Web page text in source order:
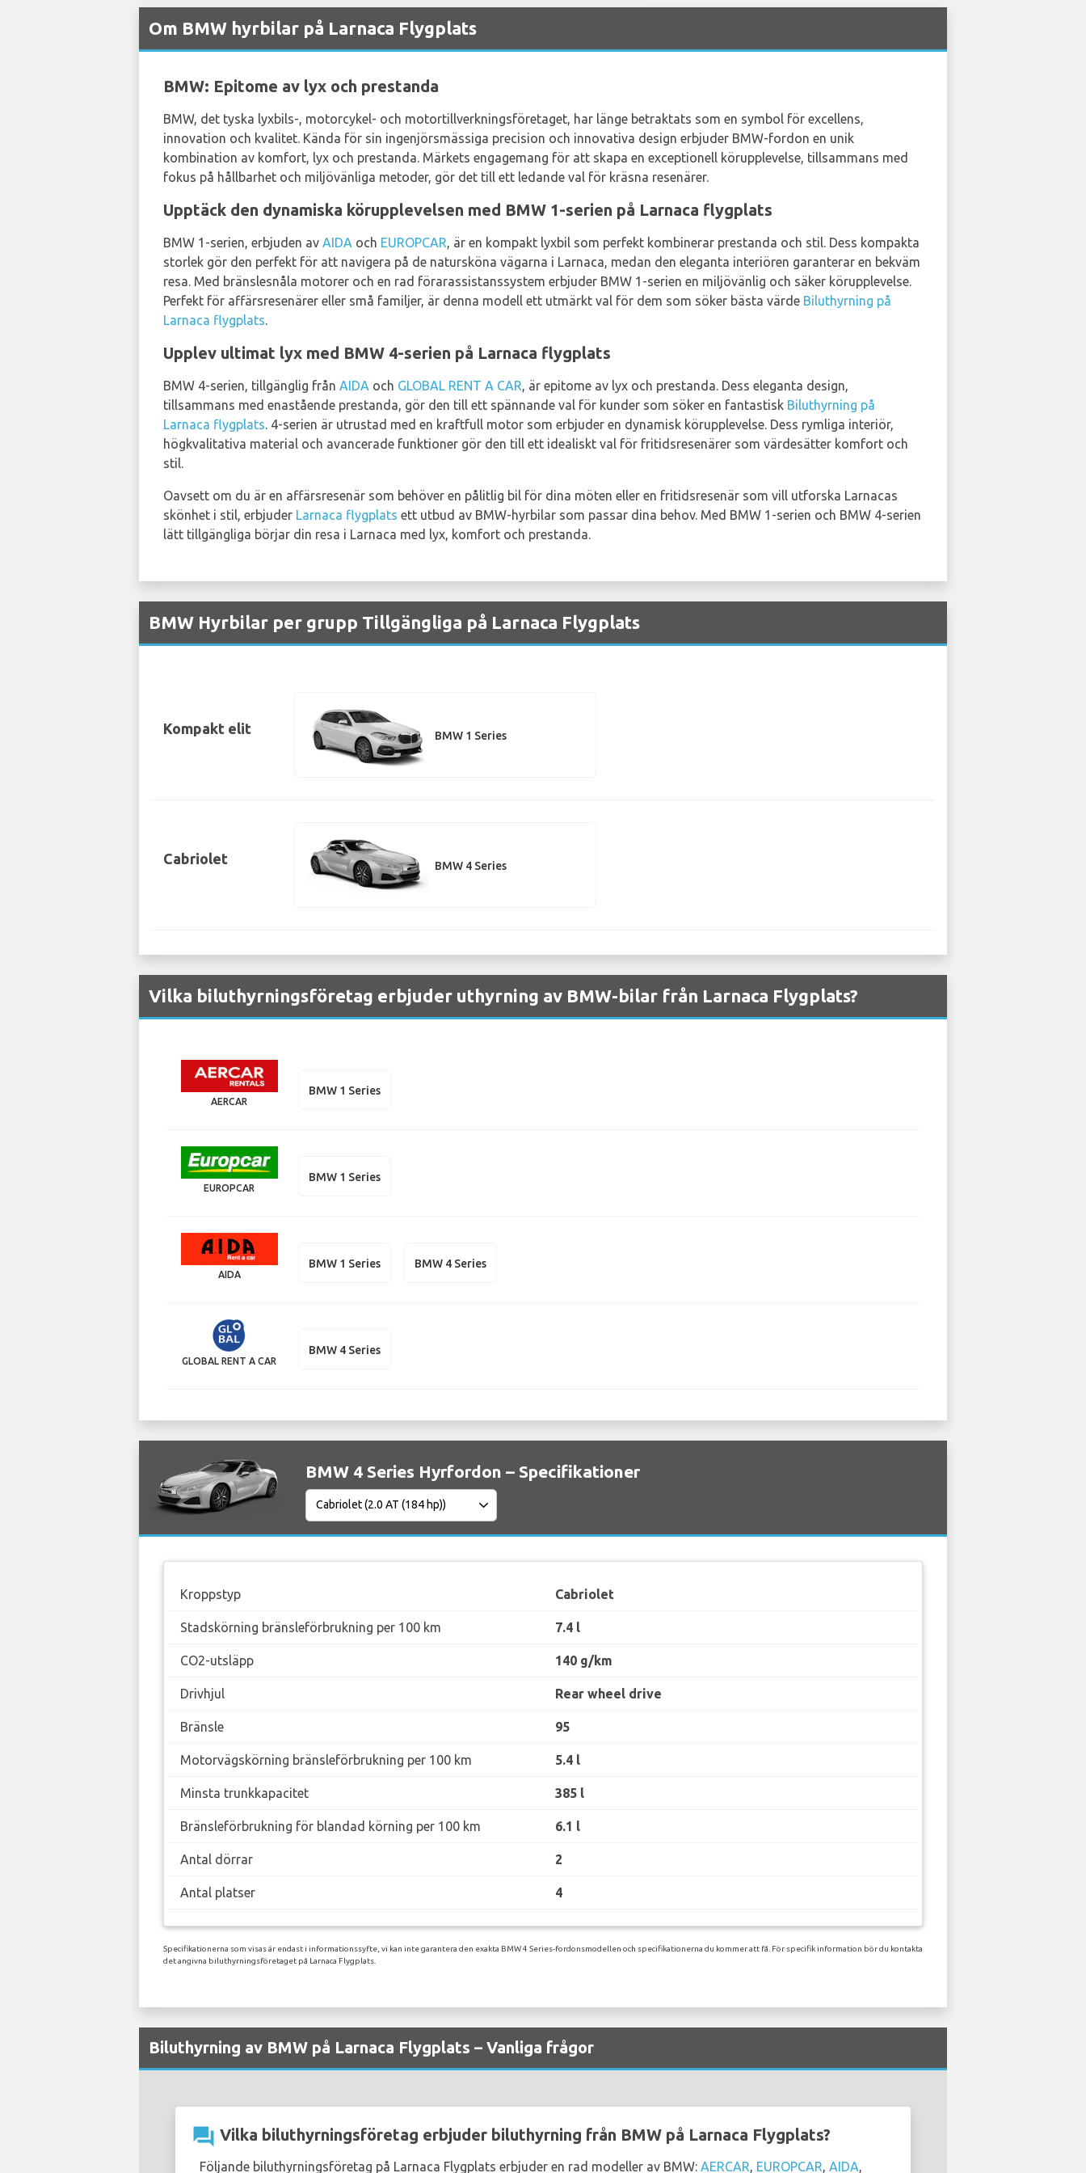
Om BMW hyrbilar på Larnaca Flygplats
BMW: Epitome av lyx och prestanda
BMW, det tyska lyxbils-, motorcykel- och motortillverkningsföretaget, har länge betraktats som en symbol för excellens,
innovation och kvalitet. Kända för sin ingenjörsmässiga precision och innovativa design erbjuder BMW-fordon en unik
kombination av komfort, lyx och prestanda. Märkets engagemang för att skapa en exceptionell körupplevelse, tillsammans med
fokus på hållbarhet och miljövänliga metoder, gör det till ett ledande val för kräsna resenärer.
Upptäck den dynamiska körupplevelsen med BMW 1-serien på Larnaca flygplats
BMW 1-serien, erbjuden av AIDA och EUROPCAR, är en kompakt lyxbil som perfekt kombinerar prestanda och stil. Dess kompakta
storlek gör den perfekt för att navigera på de natursköna vägarna i Larnaca, medan den eleganta interiören garanterar en bekväm
resa. Med bränslesnåla motorer och en rad förarassistanssystem erbjuder BMW 1-serien en miljövänlig och säker körupplevelse.
Perfekt för affärsresenärer eller små familjer, är denna modell ett utmärkt val för dem som söker bästa värde Biluthyrning på
Larnaca flygplats.
Upplev ultimat lyx med BMW 4-serien på Larnaca flygplats
BMW 4-serien, tillgänglig från AIDA och GLOBAL RENT A CAR, är epitome av lyx och prestanda. Dess eleganta design,
tillsammans med enastående prestanda, gör den till ett spännande val för kunder som söker en fantastisk Biluthyrning på
Larnaca flygplats. 4-serien är utrustad med en kraftfull motor som erbjuder en dynamisk körupplevelse. Dess rymliga interiör,
högkvalitativa material och avancerade funktioner gör den till ett idealiskt val för fritidsresenärer som värdesätter komfort och
stil.
Oavsett om du är en affärsresenär som behöver en pålitlig bil för dina möten eller en fritidsresenär som vill utforska Larnacas
skönhet i stil, erbjuder Larnaca flygplats ett utbud av BMW-hyrbilar som passar dina behov. Med BMW 1-serien och BMW 4-serien
lätt tillgängliga börjar din resa i Larnaca med lyx, komfort och prestanda.
BMW Hyrbilar per grupp Tillgängliga på Larnaca Flygplats
Kompakt elit BMW 1 Series
Cabriolet BMW 4 Series
Vilka biluthyrningsföretag erbjuder uthyrning av BMW-bilar från Larnaca Flygplats?
AERCAR
BMW 1 Series
EUROPCAR
BMW 1 Series
AIDA
BMW 1 Series BMW 4 Series
GLOBAL RENT A CAR
BMW 4 Series
BMW 4 Series Hyrfordon – Specifikationer
Kroppstyp Cabriolet
Stadskörning bränsleförbrukning per 100 km 7.4 l
CO2-utsläpp 140 g/km
Drivhjul Rear wheel drive
Bränsle 95
Motorvägskörning bränsleförbrukning per 100 km 5.4 l
Minsta trunkkapacitet 385 l
Bränsleförbrukning för blandad körning per 100 km 6.1 l
Antal dörrar 2
Antal platser 4
Specifikationerna som visas är endast i informationssyfte, vi kan inte garantera den exakta BMW 4 Series-fordonsmodellen och specifikationerna du kommer att få. För specifik information bör du kontakta
det angivna biluthyrningsföretaget på Larnaca Flygplats.
Biluthyrning av BMW på Larnaca Flygplats – Vanliga frågor
question_answer Vilka biluthyrningsföretag erbjuder biluthyrning från BMW på Larnaca Flygplats?
Följande biluthyrningsföretag på Larnaca Flygplats erbjuder en rad modeller av BMW: AERCAR, EUROPCAR, AIDA,